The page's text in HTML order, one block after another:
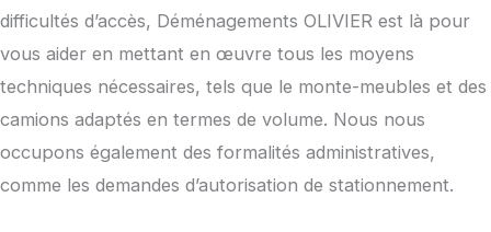
difficultés d’accès, Déménagements OLIVIER est là pour
vous aider en mettant en œuvre tous les moyens
techniques nécessaires, tels que le monte-meubles et des
camions adaptés en termes de volume. Nous nous
occupons également des formalités administratives,
comme les demandes d’autorisation de stationnement.